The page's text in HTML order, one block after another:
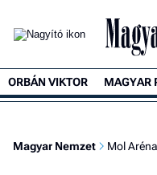
ORBÁN VIKTOR MAGYAR
Magyar Nemzet Mol Aréna